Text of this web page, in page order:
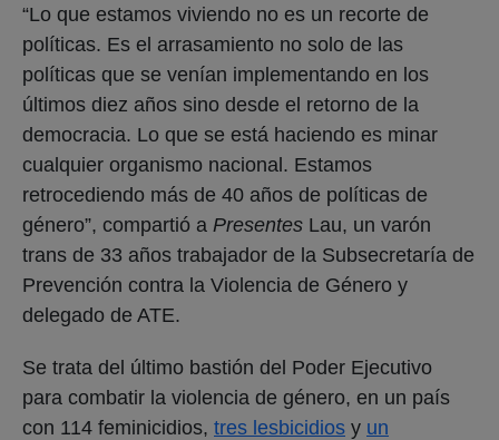
“Lo que estamos viviendo no es un recorte de
políticas. Es el arrasamiento no solo de las
políticas que se venían implementando en los
últimos diez años sino desde el retorno de la
democracia. Lo que se está haciendo es minar
cualquier organismo nacional. Estamos
retrocediendo más de 40 años de políticas de
género”, compartió a Presentes Lau, un varón
trans de 33 años trabajador de la Subsecretaría de
Prevención contra la Violencia de Género y
delegado de ATE.
Se trata del último bastión del Poder Ejecutivo
para combatir la violencia de género, en un país
con 114 feminicidios, tres lesbicidios y un